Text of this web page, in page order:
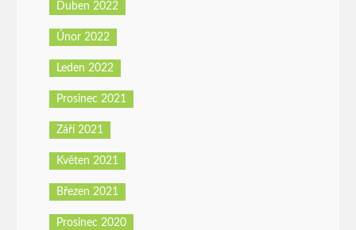
Duben 2022
Únor 2022
Leden 2022
Prosinec 2021
Září 2021
Květen 2021
Březen 2021
Prosinec 2020